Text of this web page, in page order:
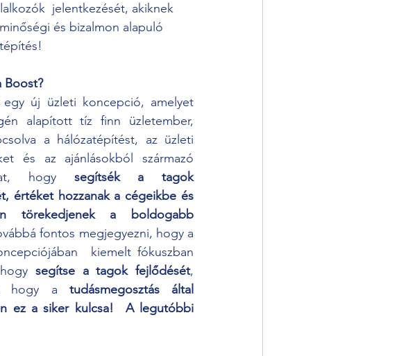
jelentkezését, akiknek
és bizalmon alapuló
Boost?
új üzleti koncepció, amelyet
alapított tíz finn üzletember,
a hálózatépítést, az üzleti
és az ajánlásokból származó
hogy segítsék a tagok
értéket hozzanak a cégeikbe és
törekedjenek a boldogabb
fontos megjegyezni, hogy a
kiemelt fókuszban
segítse a tagok fejlődését,
hogy a tudásmegosztás által
ez a siker kulcsa!  A legutóbbi